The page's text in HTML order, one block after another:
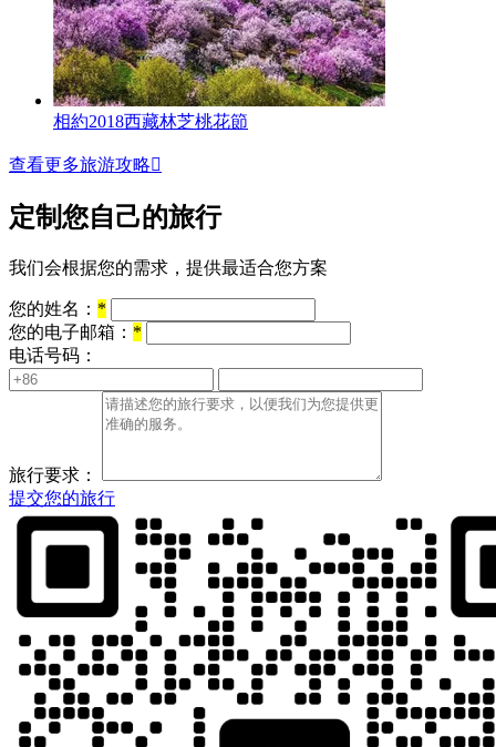
相約2018西藏林芝桃花節
查看更多旅游攻略
定制您自己的旅行
我们会根据您的需求，提供最适合您方案
您的姓名： *
您的电子邮箱： *
电话号码：
旅行要求：
提交您的旅行